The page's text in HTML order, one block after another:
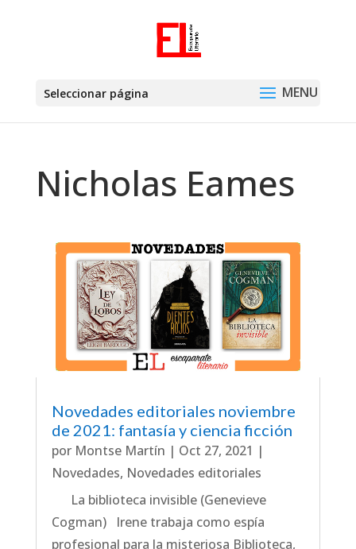
Seleccionar página
Nicholas Eames
Novedades editoriales noviembre
de 2021: fantasía y ciencia ficción
por Montse Martín | Oct 27, 2021 |
Novedades, Novedades editoriales
La biblioteca invisible (Genevieve
Cogman) Irene trabaja como espía
profesional para la misteriosa Biblioteca,